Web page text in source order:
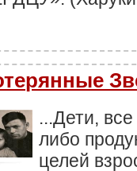
...Дети,
либо
целей